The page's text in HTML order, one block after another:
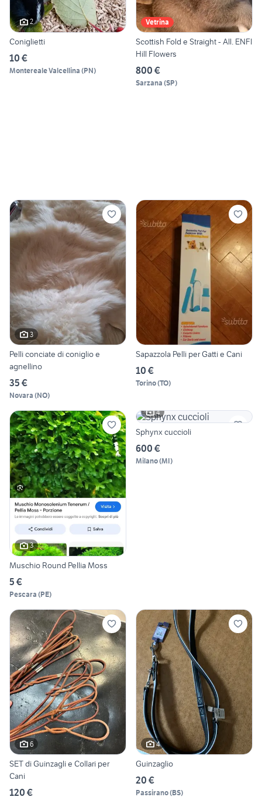
2
Coniglietti
10 €
Montereale Valcellina (PN)
Vetrina
Scottish Fold e Straight - All. ENFI
Hill Flowers
800 €
Sarzana (SP)
3
Pelli conciate di coniglio e
agnellino
35 €
Novara (NO)
Sapazzola Pelli per Gatti e Cani
10 €
Torino(TO)
3
Muschio Round Pellia Moss
5 €
Pescara (PE)
4
Sphynx cuccioli
600 €
Milano(MI)
6
SET di Guinzagli e Collari per
Cani
120 €
4
Guinzaglio
20 €
Passirano(BS)